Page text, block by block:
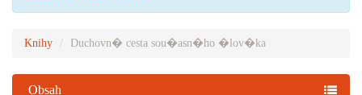
Knihy Duchovn� cesta sou�asn�ho �lov�ka
Obsah